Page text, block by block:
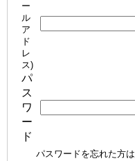
ー
ル
ア
ド
レ
ス)
パ
ス
ワ
ー
ド
パスワードを忘れた方は